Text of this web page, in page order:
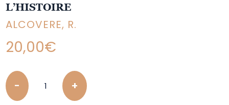
L’HISTOIRE
ALCOVERE, R.
20,00€
Quantity